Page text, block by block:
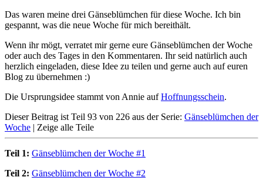
Das waren meine drei Gänseblümchen für diese Woche. Ich bin
gespannt, was die neue Woche für mich bereithält.
Wenn ihr mögt, verratet mir gerne eure Gänseblümchen der Woche
oder auch des Tages in den Kommentaren. Ihr seid natürlich auch
herzlich eingeladen, diese Idee zu teilen und gerne auch auf euren
Blog zu übernehmen :)
Die Ursprungsidee stammt von Annie aufHoffnungsschein.
Dieser Beitrag ist Teil 93 von 226 aus der Serie: Gänseblümchen der
Woche | Zeige alle Teile
Teil 1: Gänseblümchen der Woche #1
Teil 2: Gänseblümchen der Woche #2